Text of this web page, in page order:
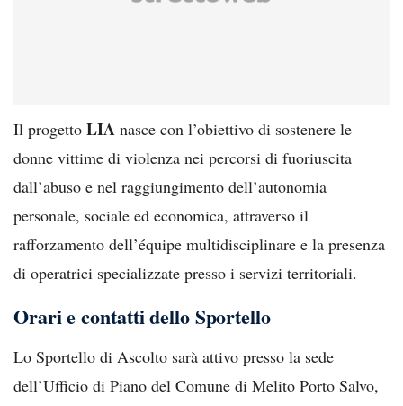
Il progetto LIA nasce con l’obiettivo di sostenere le
donne vittime di violenza nei percorsi di fuoriuscita
dall’abuso e nel raggiungimento dell’autonomia
personale, sociale ed economica, attraverso il
rafforzamento dell’équipe multidisciplinare e la presenza
di operatrici specializzate presso i servizi territoriali.
Orari e contatti dello Sportello
Lo Sportello di Ascolto sarà attivo presso la sede
dell’Ufficio di Piano del Comune di Melito Porto Salvo,